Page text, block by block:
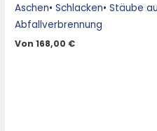
Aschen• Schlacken• Stäube
Abfallverbrennung
Von 168,00 €